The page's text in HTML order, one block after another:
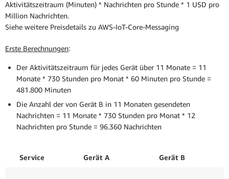
Aktivitätszeitraum (Minuten) * Nachrichten pro Stunde * 1 USD pro
Million Nachrichten.
Siehe weitere Preisdetails zu AWS-IoT-Core-Messaging
Erste Berechnungen:
Der Aktivitätszeitraum für jedes Gerät über 11 Monate = 11
Monate * 730 Stunden pro Monat * 60 Minuten pro Stunde =
481.800 Minuten
Die Anzahl der von Gerät B in 11 Monaten gesendeten
Nachrichten = 11 Monate * 730 Stunden pro Monat * 12
Nachrichten pro Stunde = 96.360 Nachrichten
Service Gerät A Gerät B